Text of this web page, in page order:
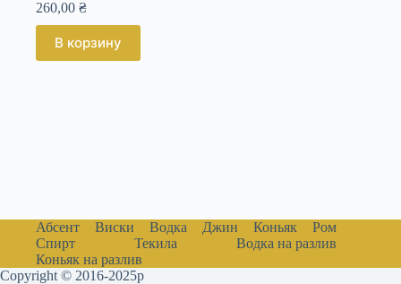
260,00 ₴
В корзину
Абсент Виски Водка Джин Коньяк
Ром
Спирт
Текила
Водка на разлив
Коньяк на разлив
Copyright © 2016-2025р